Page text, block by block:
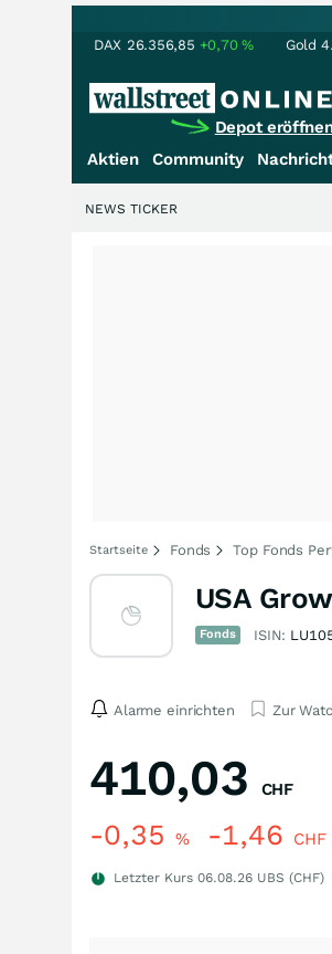
DAX 26.356,85 +0,70% Gold
Depot
Aktien Community
NEWS TICKER
Startseite Fonds Top Fonds
USA
Fonds ISIN:
Alarme einrichten Zur
410,03 CHF
-0,35 % -1,46 CHF
Letzter Kurs 06.08.26 UBS (CHF)